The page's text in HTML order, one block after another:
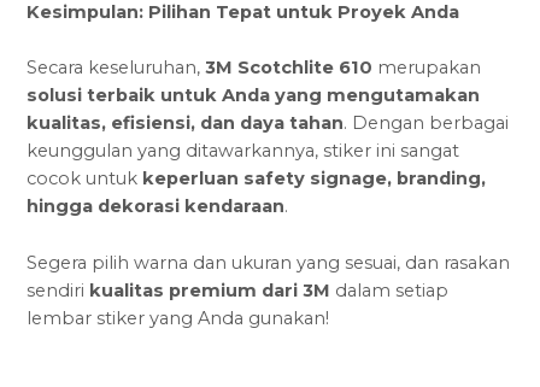
Kesimpulan: Pilihan Tepat untuk Proyek Anda
Secara keseluruhan,3M Scotchlite 610 merupakan
solusi terbaik untuk Anda yang mengutamakan
kualitas, efisiensi, dan daya tahan. Dengan berbagai
keunggulan yang ditawarkannya, stiker ini sangat
cocok untuk keperluan safety signage, branding,
hingga dekorasi kendaraan.
Segera pilih warna dan ukuran yang sesuai, dan rasakan
sendiri kualitas premium dari 3M dalam setiap
lembar stiker yang Anda gunakan!